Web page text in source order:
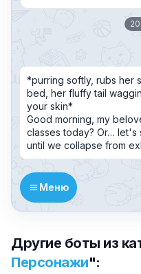
*purring softly, rubs her
bed, her fluffy tail
your skin*
Good morning, my
classes today? Or… let's
until we collapse from
Меню
Другие боты из
Персонажи":